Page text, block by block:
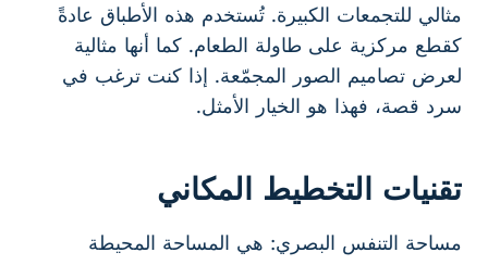
مثالي للتجمعات الكبيرة. تُستخدم هذه الأطباق عادةً
كقطع مركزية على طاولة الطعام. كما أنها مثالية
لعرض تصاميم الصور المجمّعة. إذا كنت ترغب في
سرد قصة، فهذا هو الخيار الأمثل.
تقنيات التخطيط المكاني
مساحة التنفس البصري: هي المساحة المحيطة